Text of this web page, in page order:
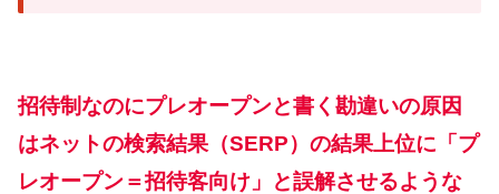
招待制なのにプレオープンと書く勘違いの原因
はネットの検索結果（SERP）の結果上位に「プ
レオープン＝招待客向け」と誤解させるような